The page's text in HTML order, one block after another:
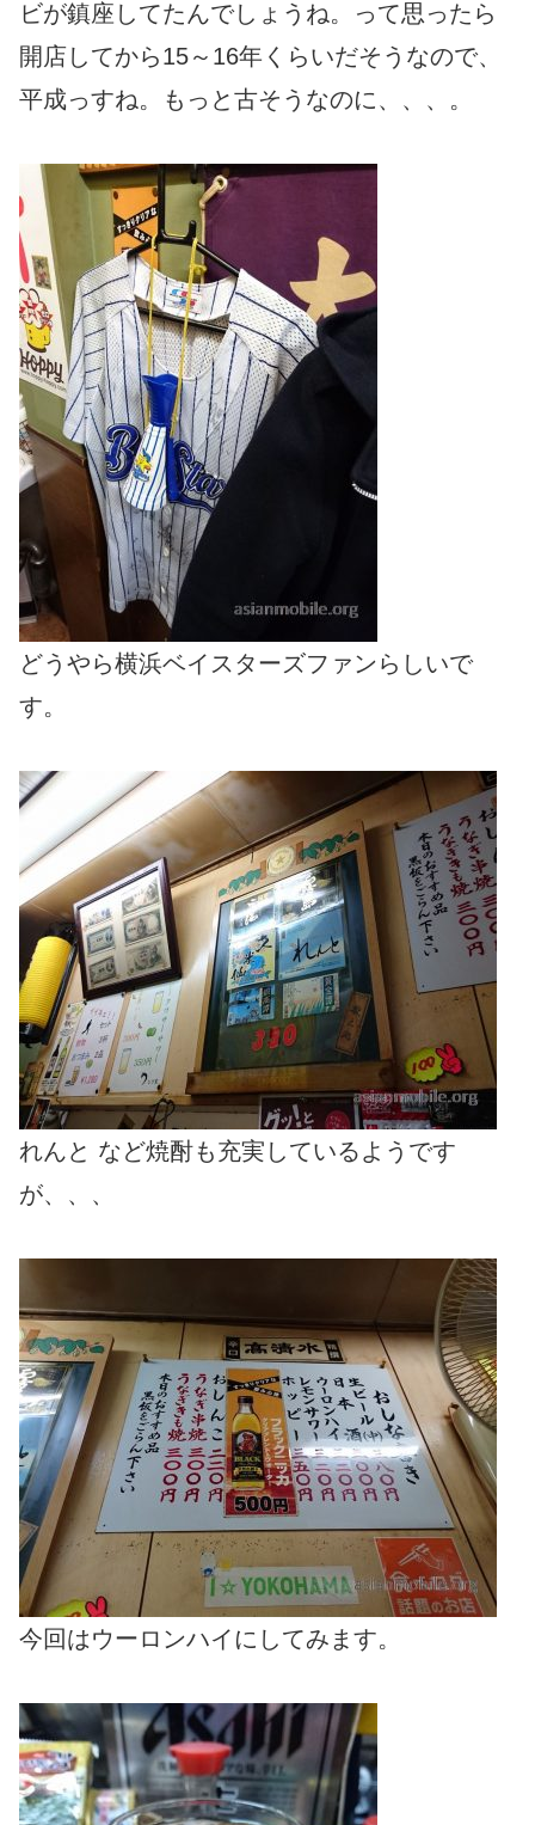
ビが鎮座してたんでしょうね。って思ったら
開店してから15～16年くらいだそうなので、
平成っすね。もっと古そうなのに、、、。
どうやら横浜ベイスターズファンらしいで
す。
れんと など焼酎も充実しているようです
が、、、
今回はウーロンハイにしてみます。